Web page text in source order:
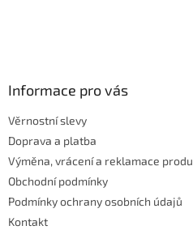
Informace pro vás
Věrnostní slevy
Doprava a platba
Výměna, vrácení a reklamace
Obchodní podmínky
Podmínky ochrany osobních údajů
Kontakt